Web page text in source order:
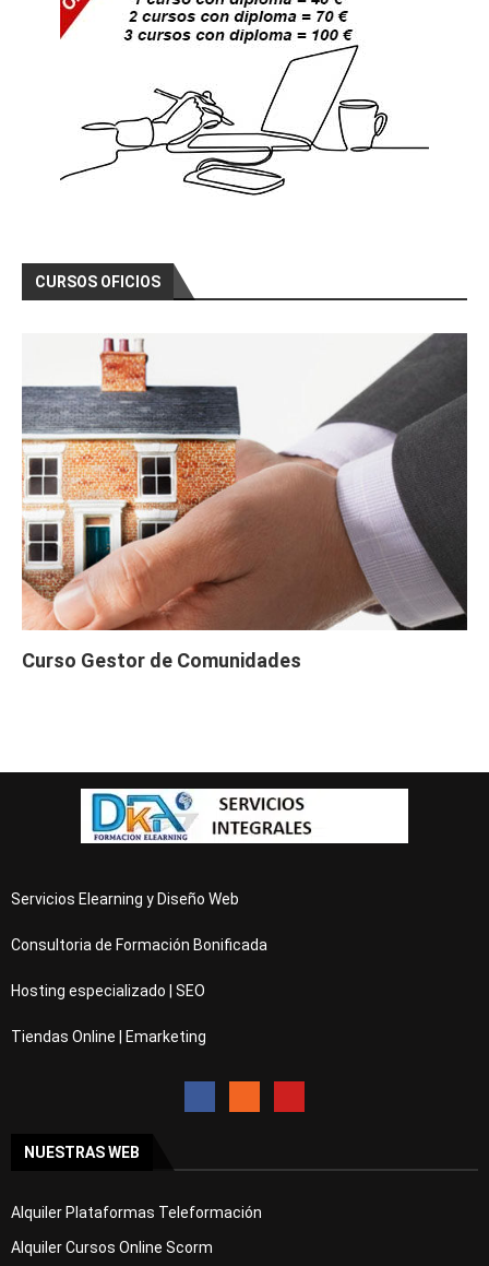
CURSOS OFICIOS
Curso Gestor de Comunidades
Servicios Elearning y Diseño Web
Consultoria de Formación Bonificada
Hosting especializado | SEO
Tiendas Online | Emarketing
NUESTRAS WEB
Alquiler Plataformas Teleformación
Alquiler Cursos Online Scorm